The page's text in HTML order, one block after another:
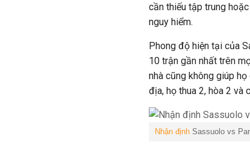
cần thiếu tập trung
nguy hiểm.
Phong độ hiện tại của
10 trận gần nhất trên
nhà cũng không giúp
địa, họ thua 2, hòa 2 và
Nhận định Sassuolo vs